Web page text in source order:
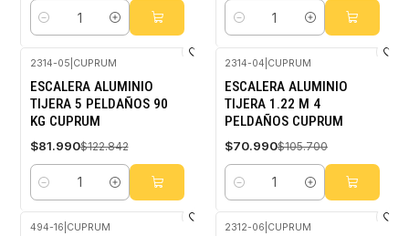
Cantidad Cantidad
-33%
OFF
2314-05 CUPRUM
ESCALERA ALUMINIO
TIJERA 5 PELDAÑOS 90
KG CUPRUM
$81.990$122.842
Cantidad
-33%
OFF
2314-04 CUPRUM
ESCALERA ALUMINIO
TIJERA 1.22 M 4
PELDAÑOS CUPRUM
$70.990$105.700
Cantidad
494-16 CUPRUM 2312-06 CUPRUM